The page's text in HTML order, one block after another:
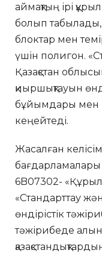
аймақтың ірі
болып табылады,
блоктар мен
үшін полигон.
Қазақстан
қиыршықтауын
бұйымдары мен
кеңейтеді.
Жасалған
6B07302-
«Стандарттау
өндірістік
тәжірибеде